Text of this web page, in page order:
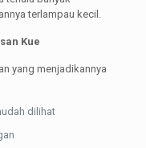
terlampau kecil.
Kue
yang menjadikannya
dilihat